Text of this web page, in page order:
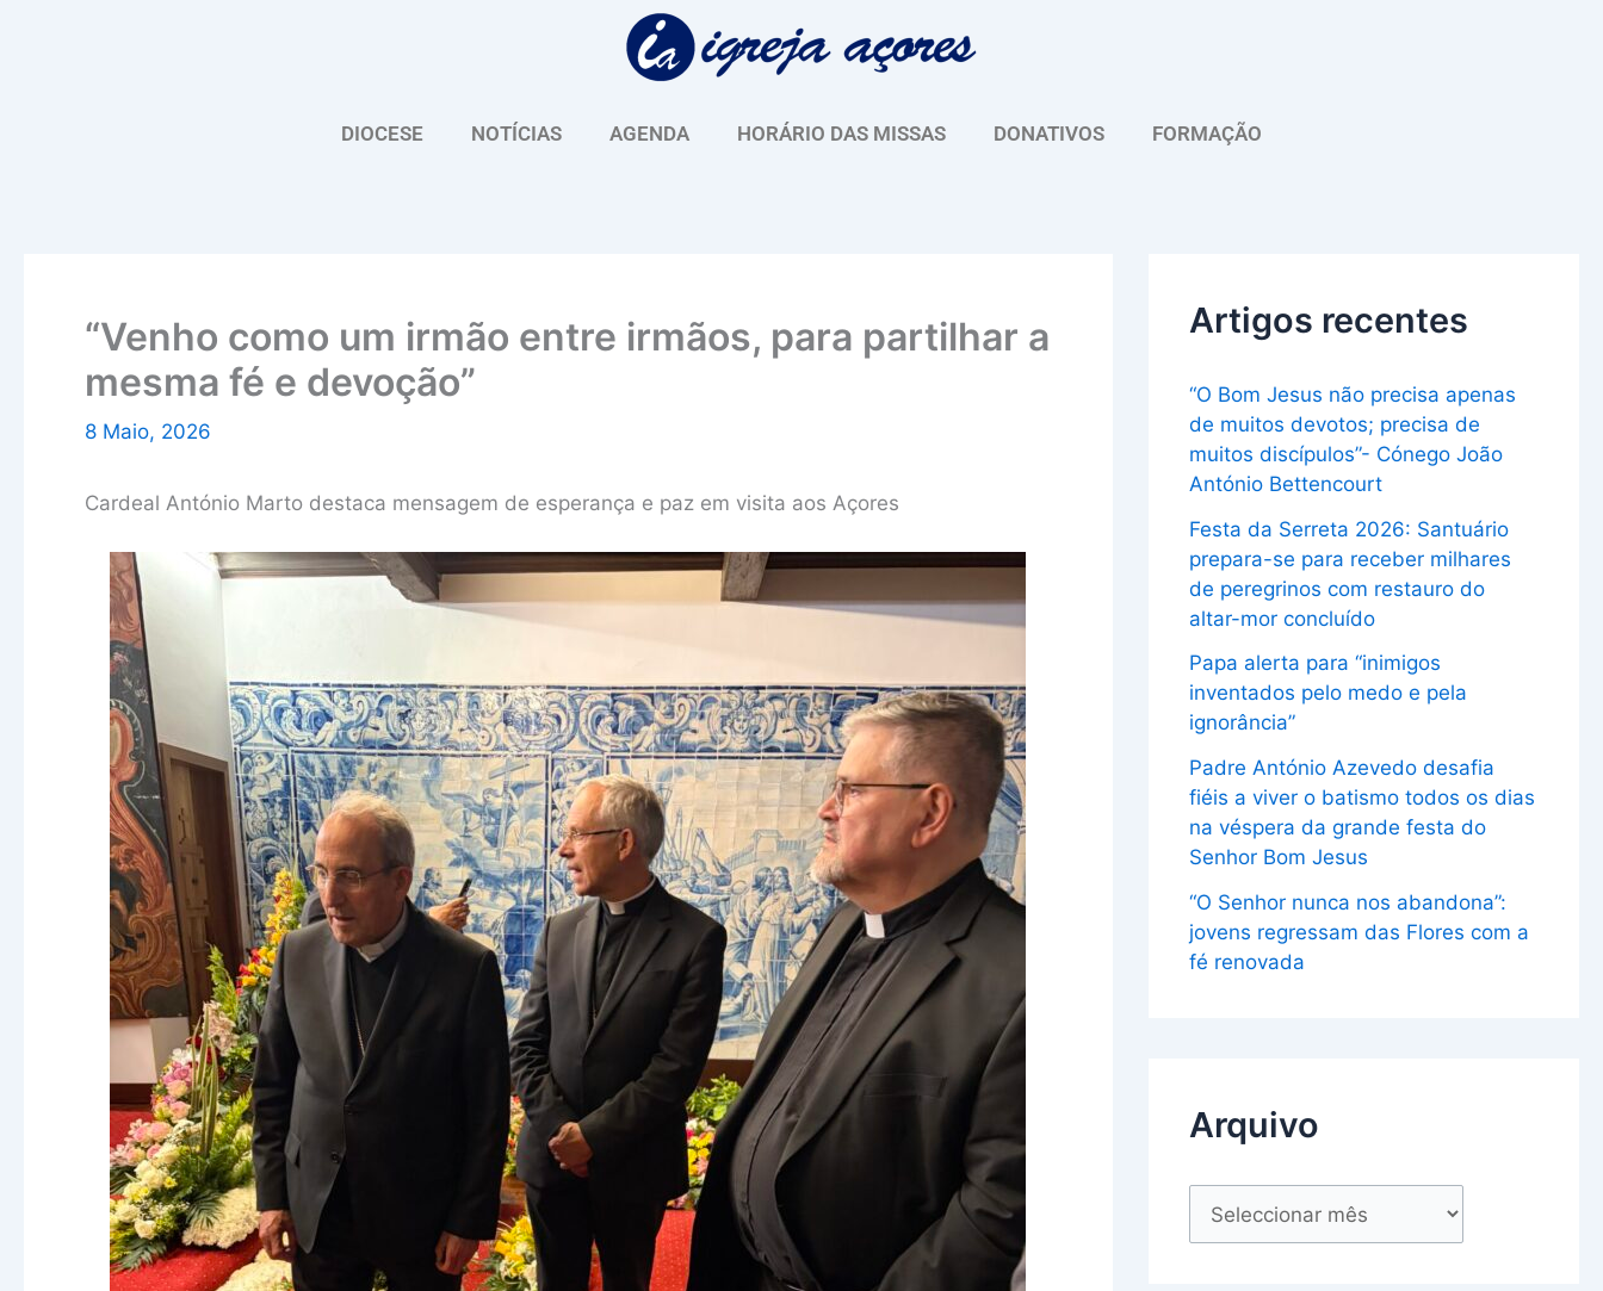
DIOCESE NOTÍCIAS AGENDA HORÁRIO DAS MISSAS DONATIVOS FORMAÇÃO
“Venho como um irmão entre irmãos, para partilhar a
mesma fé e devoção”
8 Maio, 2026
Cardeal António Marto destaca mensagem de esperança e paz em visita aos Açores
Artigos recentes
“O Bom Jesus não precisa apenas
de muitos devotos; precisa de
muitos discípulos”- Cónego João
António Bettencourt
Festa da Serreta 2026: Santuário
prepara-se para receber milhares
de peregrinos com restauro do
altar-mor concluído
Papa alerta para “inimigos
inventados pelo medo e pela
ignorância”
Padre António Azevedo desafia
fiéis a viver o batismo todos os dias
na véspera da grande festa do
Senhor Bom Jesus
“O Senhor nunca nos abandona”:
jovens regressam das Flores com a
fé renovada
Arquivo
u